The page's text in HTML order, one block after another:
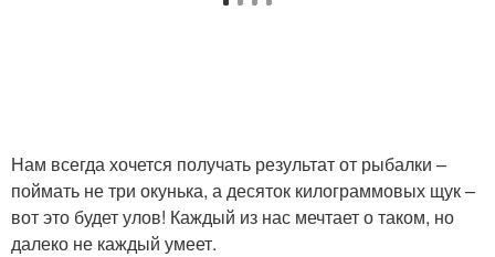
Нам всегда хочется получать результат от рыбалки –
поймать не три окунька, а десяток килограммовых щук –
вот это будет улов! Каждый из нас мечтает о таком, но
далеко не каждый умеет.